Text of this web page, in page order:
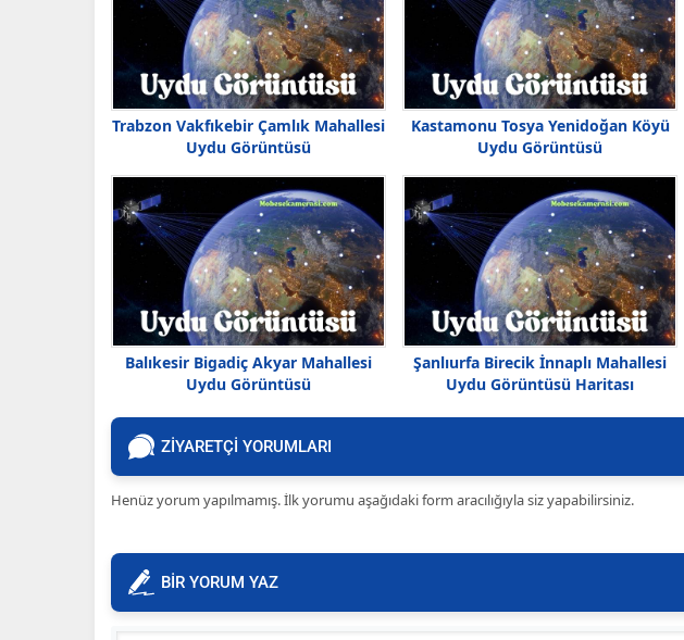
Trabzon Vakfıkebir Çamlık Mahallesi
Uydu Görüntüsü
Kastamonu Tosya Yenidoğan Köyü
Uydu Görüntüsü
Balıkesir Bigadiç Akyar Mahallesi
Uydu Görüntüsü
Şanlıurfa Birecik İnnaplı Mahallesi
Uydu Görüntüsü Haritası
ZİYARETÇİ YORUMLARI
Henüz yorum yapılmamış. İlk yorumu aşağıdaki form aracılığıyla siz yapabilirsiniz.
BİR YORUM YAZ